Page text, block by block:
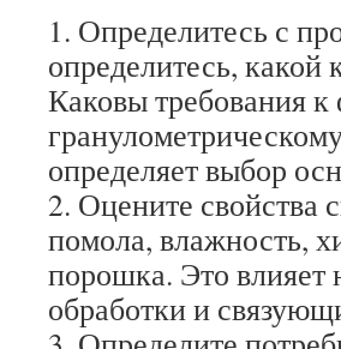
1. Определитесь с
определитесь,
Каковы требования
определяет выбор
2. Оцените свойства
помола, влажность,
порошка. Это влияет
обработки и